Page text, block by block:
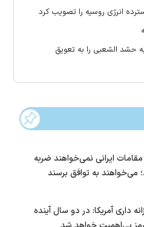
انرژی روسیه را تصویب کرد
حشد الشعبی را به تعویق
ایرانی نمی‌خواهند ضربه
می‌خواهند به توافق برسند
داری آمریکا: در دو سال آینده